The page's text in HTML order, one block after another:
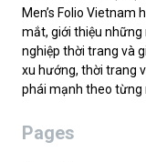
Men’s Folio Vietnam
mắt, giới thiệu những
nghiệp thời trang và
xu hướng, thời trang
phái mạnh theo từng
Pages